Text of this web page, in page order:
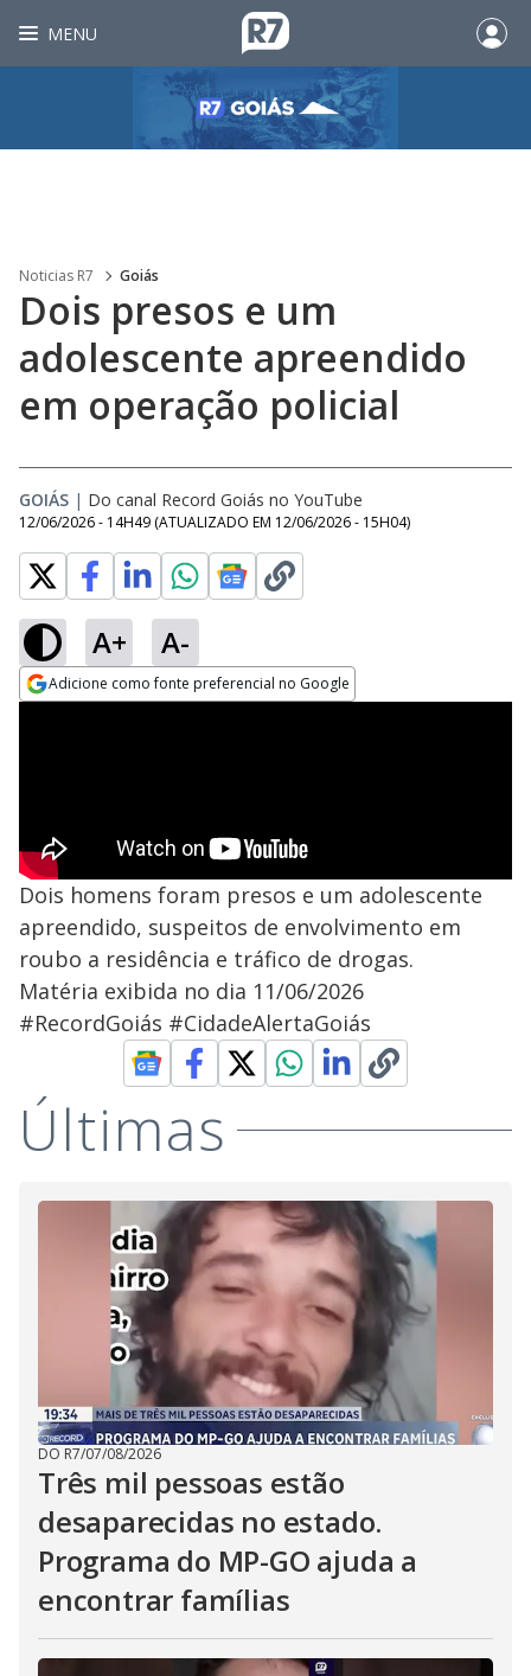
MENU
Noticias R7 Goiás
Dois presos e um
adolescente apreendido
em operação policial
GOIÁS | Do canal Record Goiás no YouTube
12/06/2026 - 14H49 (ATUALIZADO EM 12/06/2026 - 15H04)
A+ A-
Adicione como fonte preferencial no Google
Dois homens foram presos e um adolescente
apreendido, suspeitos de envolvimento em
roubo a residência e tráfico de drogas.
Matéria exibida no dia 11/06/2026
#RecordGoiás #CidadeAlertaGoiás
Últimas
DO R7/07/08/2026
Três mil pessoas estão
desaparecidas no estado.
Programa do MP-GO ajuda a
encontrar famílias